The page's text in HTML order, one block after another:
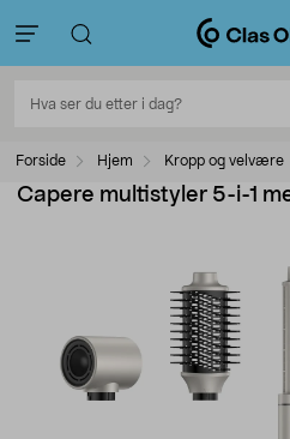
Forside Hjem Kropp og velvære
Capere multistyler 5-i-1